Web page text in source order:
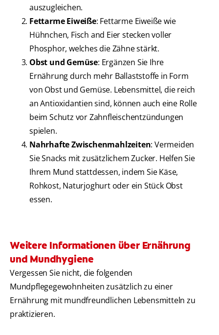
auszugleichen.
Fettarme Eiweiße: Fettarme Eiweiße wie
Hühnchen, Fisch and Eier stecken voller
Phosphor, welches die Zähne stärkt.
Obst und Gemüse: Ergänzen Sie Ihre
Ernährung durch mehr Ballaststoffe in Form
von Obst und Gemüse. Lebensmittel, die reich
an Antioxidantien sind, können auch eine Rolle
beim Schutz vor Zahnfleischentzündungen
spielen.
Nahrhafte Zwischenmahlzeiten: Vermeiden
Sie Snacks mit zusätzlichem Zucker. Helfen Sie
Ihrem Mund stattdessen, indem Sie Käse,
Rohkost, Naturjoghurt oder ein Stück Obst
essen.
Weitere Informationen über Ernährung
und Mundhygiene
Vergessen Sie nicht, die folgenden
Mundpflegegewohnheiten zusätzlich zu einer
Ernährung mit mundfreundlichen Lebensmitteln zu
praktizieren.